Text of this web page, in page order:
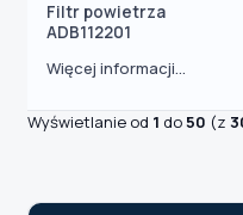
Filtr powietrza
ADB112201
Więcej informacji...
Wyświetlanie od 1 do50 (z